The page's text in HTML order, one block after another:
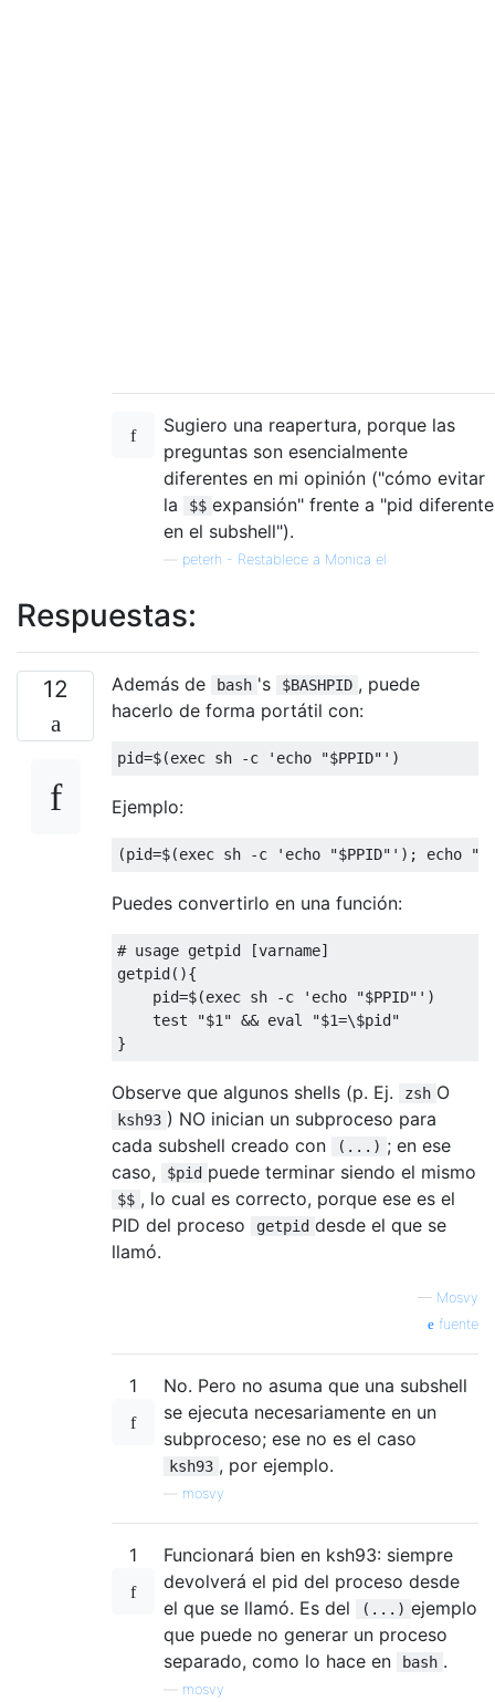
Sugiero una reapertura, porque las
preguntas son esencialmente
diferentes en mi opinión ("cómo evitar
la
$$ expansión" frente a "pid diferente
en el subshell").
peterh - Restablece a Monica el
Respuestas:
12 Además de bash 's $BASHPID , puede
hacerlo de forma portátil con:
pid=$(exec sh -c 'echo "$PPID"' )
Ejemplo:
(pid=$(exec sh -c 'echo "$PPID"' ); echo
Puedes convertirlo en una función:
# usage getpid [varname]
getpid (){
    pid
=$(exec sh -c 'echo "$PPID"' )
    test
"$1" && eval
"$1=\$pid"
}
Observe que algunos shells (p. Ej. zsh O
ksh93 ) NO inician un subproceso para
cada subshell creado con
(...) ; en ese
caso,
$pid puede terminar siendo el mismo
$$ , lo cual es correcto, porque ese es el
PID del proceso
getpid desde el que se
llamó.
— Mosvy
fuente
1
No. Pero no asuma que una subshell
se ejecuta necesariamente en un
subproceso; ese no es el caso
ksh93 , por ejemplo.
mosvy
1
Funcionará bien en ksh93: siempre
devolverá el pid del proceso desde
el que se llamó. Es del
(...) ejemplo
que puede no generar un proceso
separado, como lo hace en
bash .
mosvy